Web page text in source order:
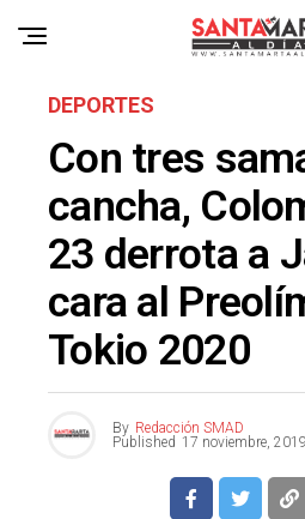
DEPORTES
Con tres
cancha,
23 derrota a
cara al
Tokio 2020
By Redacción SMAD
Published 17 noviembre,